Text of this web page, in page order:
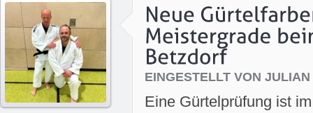
EINGESTELLT VON
Eine Gürtelprüfung ist